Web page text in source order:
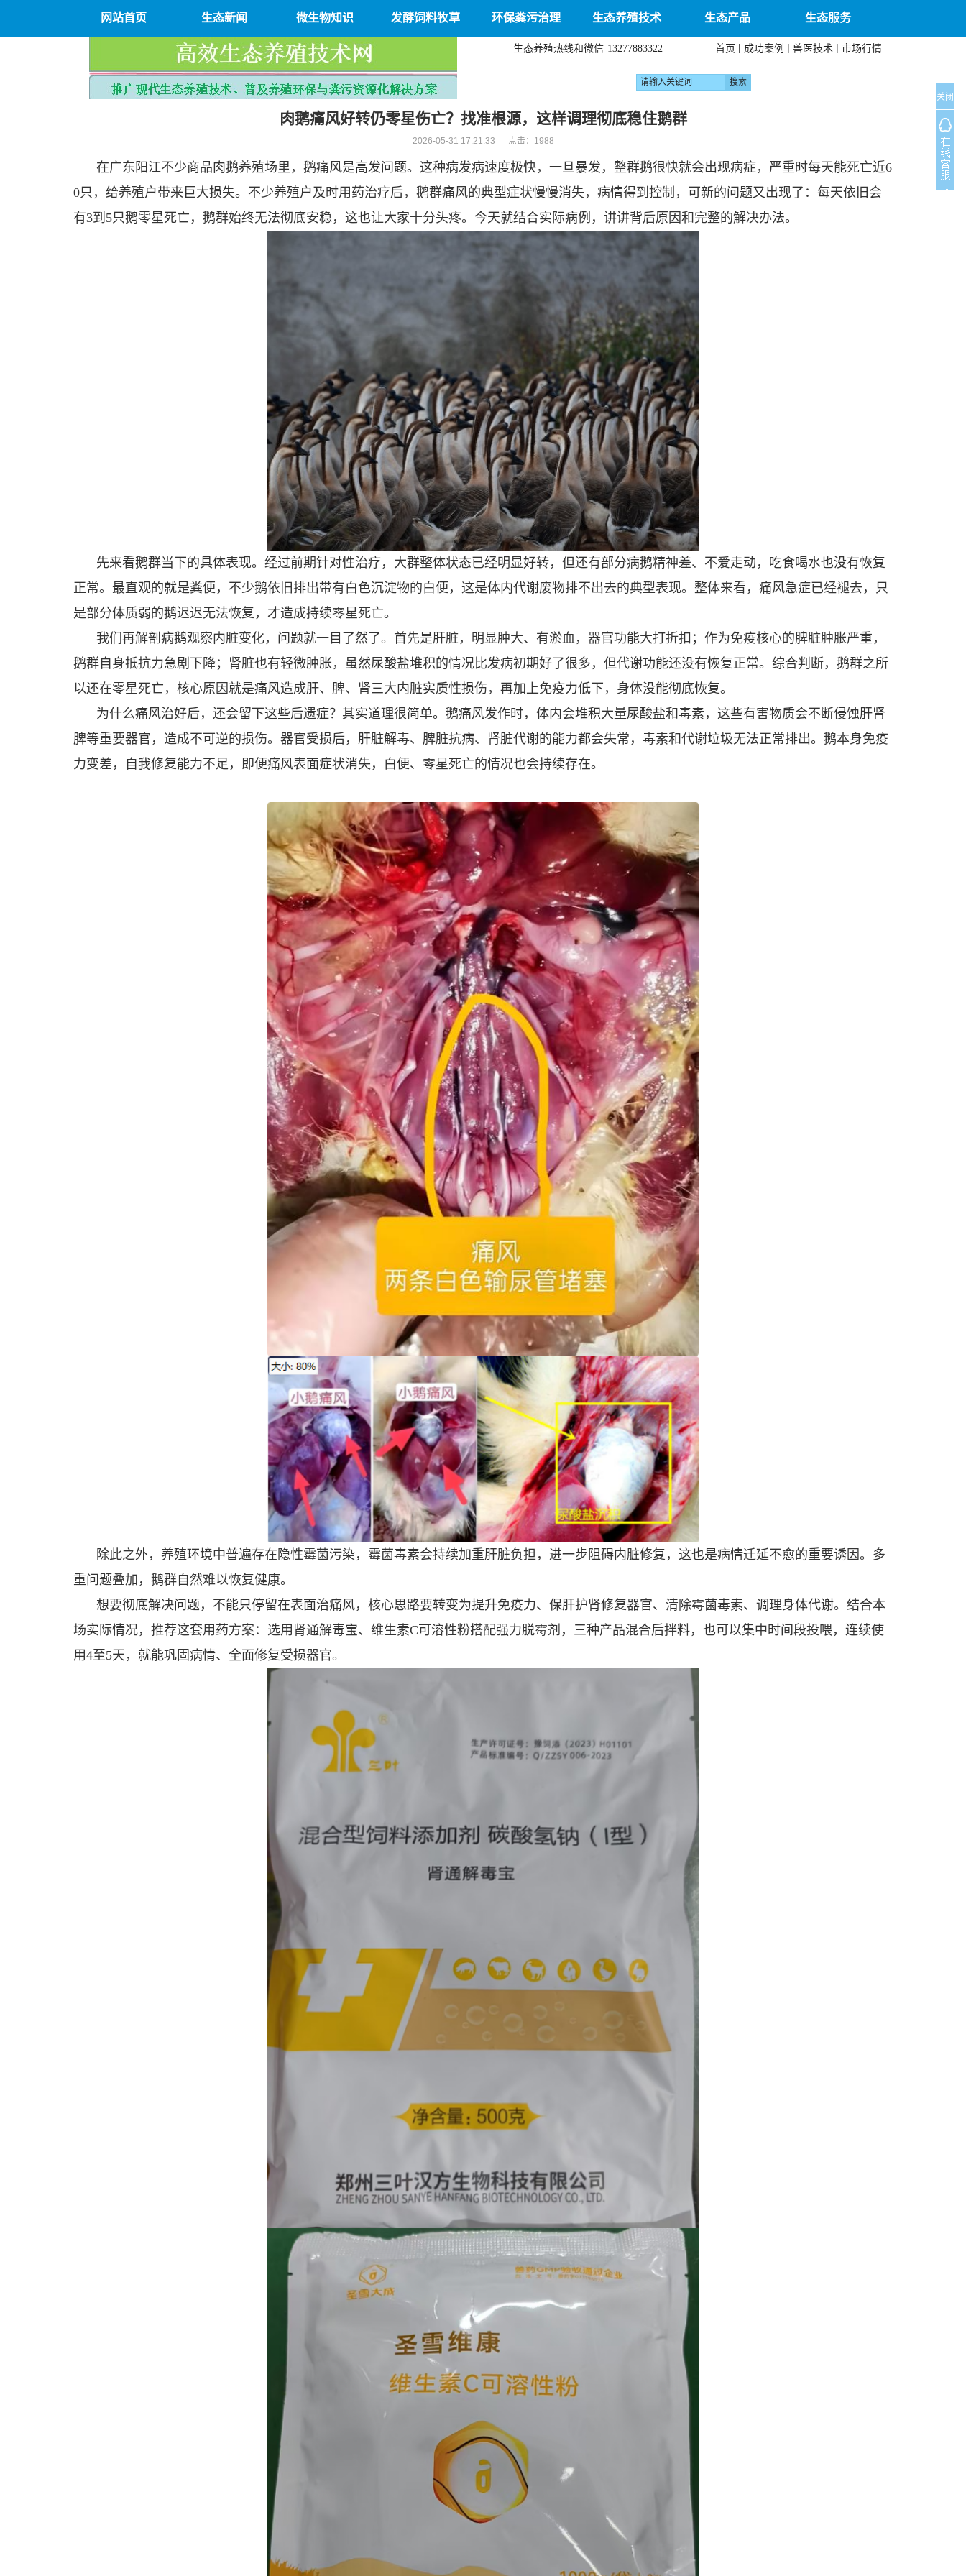
网站首页 生态新闻 微生物知识 发酵饲料牧草 环保粪污治理 生态养殖技术 生态产品 生态服务
首页 | 成功案例 | 兽医技术 | 市场行情
生态养殖热线和微信 13277883322
肉鹅痛风好转仍零星伤亡？找准根源，这样调理彻底稳住鹅群
2026-05-31 17:21:33 点击： 1988
在广东阳江不少商品肉鹅养殖场里，鹅痛风是高发问题。这种病发病速度极快，一旦暴发，整群鹅很快就会出现病症，严重时每天能死亡近6
0只，给养殖户带来巨大损失。不少养殖户及时用药治疗后，鹅群痛风的典型症状慢慢消失，病情得到控制，可新的问题又出现了：每天依旧会
有3到5只鹅零星死亡，鹅群始终无法彻底安稳，这也让大家十分头疼。今天就结合实际病例，讲讲背后原因和完整的解决办法。
先来看鹅群当下的具体表现。经过前期针对性治疗，大群整体状态已经明显好转，但还有部分病鹅精神差、不爱走动，吃食喝水也没有恢复
正常。最直观的就是粪便，不少鹅依旧排出带有白色沉淀物的白便，这是体内代谢废物排不出去的典型表现。整体来看，痛风急症已经褪去，只
是部分体质弱的鹅迟迟无法恢复，才造成持续零星死亡。
我们再解剖病鹅观察内脏变化，问题就一目了然了。首先是肝脏，明显肿大、有淤血，器官功能大打折扣；作为免疫核心的脾脏肿胀严重，
鹅群自身抵抗力急剧下降；肾脏也有轻微肿胀，虽然尿酸盐堆积的情况比发病初期好了很多，但代谢功能还没有恢复正常。综合判断，鹅群之所
以还在零星死亡，核心原因就是痛风造成肝、脾、肾三大内脏实质性损伤，再加上免疫力低下，身体没能彻底恢复。
为什么痛风治好后，还会留下这些后遗症？其实道理很简单。鹅痛风发作时，体内会堆积大量尿酸盐和毒素，这些有害物质会不断侵蚀肝肾
脾等重要器官，造成不可逆的损伤。器官受损后，肝脏解毒、脾脏抗病、肾脏代谢的能力都会失常，毒素和代谢垃圾无法正常排出。鹅本身免疫
力变差，自我修复能力不足，即便痛风表面症状消失，白便、零星死亡的情况也会持续存在。
除此之外，养殖环境中普遍存在隐性霉菌污染，霉菌毒素会持续加重肝脏负担，进一步阻碍内脏修复，这也是病情迁延不愈的重要诱因。多
重问题叠加，鹅群自然难以恢复健康。
想要彻底解决问题，不能只停留在表面治痛风，核心思路要转变为提升免疫力、保肝护肾修复器官、清除霉菌毒素、调理身体代谢。结合本
场实际情况，推荐这套用药方案：选用肾通解毒宝、维生素C可溶性粉搭配强力脱霉剂，三种产品混合后拌料，也可以集中时间段投喂，连续使
用4至5天，就能巩固病情、全面修复受损器官。
关闭